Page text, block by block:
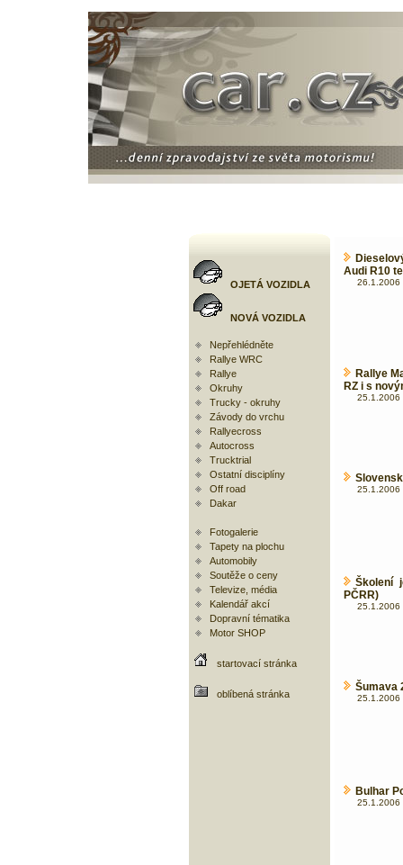
OJETÁ VOZIDLA
NOVÁ VOZIDLA
Nepřehlédněte
Rallye WRC
Rallye
Okruhy
Trucky - okruhy
Závody do vrchu
Rallyecross
Autocross
Trucktrial
Ostatní disciplíny
Off road
Dakar
Fotogalerie
Tapety na plochu
Automobily
Soutěže o ceny
Televize, média
Kalendář akcí
Dopravní tématika
Motor SHOP
startovací stránka
oblíbená stránka
Audi R10
26.1.2006
Rallye
RZ i s
25.1.2006
25.1.2006
Školení
PČRR)
25.1.2006
Šumava
25.1.2006
Bulhar
25.1.2006